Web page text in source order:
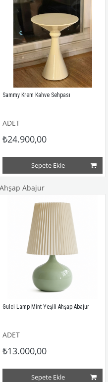
Sammy Krem Kahve Sehpası
ADET
₺24.900,00
Sepete Ekle
Ahşap Abajur
Gulci Lamp Mint Yeşili Ahşap Abajur
ADET
₺13.000,00
Sepete Ekle